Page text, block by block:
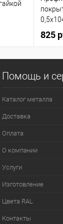
825
Помощь и
Каталог металла
Доставка
Оплата
О компании
Услуги
Изготовление
Цвета RAL
Контакты